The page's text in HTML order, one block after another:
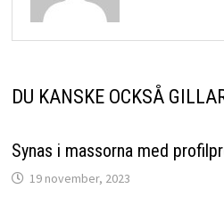
DU KANSKE OCKSÅ
Synas i massorna med
19 november, 2023